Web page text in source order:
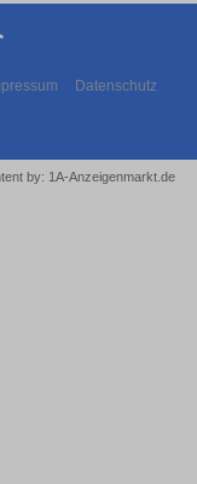
Datenschutz
by: 1A-Anzeigenmarkt.de